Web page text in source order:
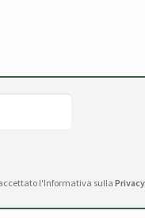
l'Informativa sulla